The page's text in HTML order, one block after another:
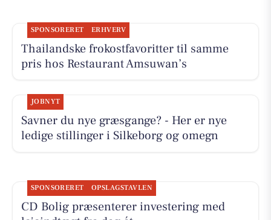
SPONSORERET ERHVERV
Thailandske frokostfavoritter til samme
pris hos Restaurant Amsuwan’s
JOBNYT
Savner du nye græsgange? - Her er nye
ledige stillinger i Silkeborg og omegn
SPONSORERET OPSLAGSTAVLEN
CD Bolig præsenterer investering med